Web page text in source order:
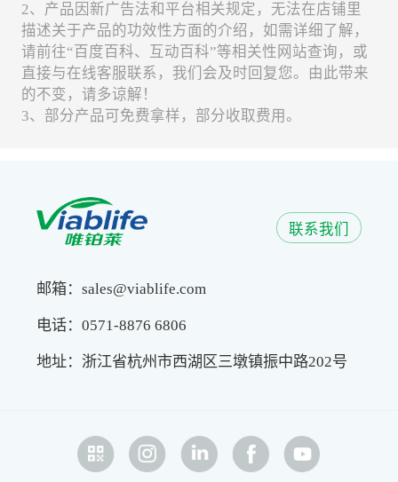
2、产品因新广告法和平台相关规定，无法在店铺里
描述关于产品的功效性方面的介绍，如需详细了解，
请前往“百度百科、互动百科”等相关性网站查询，或
直接与在线客服联系，我们会及时回复您。由此带来
的不变，请多谅解！
3、部分产品可免费拿样，部分收取费用。
联系我们
邮箱：sales@viablife.com
电话：0571-8876 6806
地址：浙江省杭州市西湖区三墩镇振中路202号